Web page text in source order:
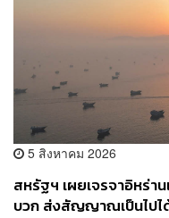
5 สิงหาคม 2026
สหรัฐฯ เผยเจรจาอิหร่า
บวก ส่งสัญญาณเป็นไปไ